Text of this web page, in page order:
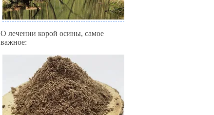
О лечении корой осины, самое
важное: